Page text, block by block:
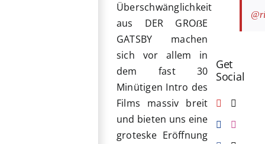
Überschwänglichkeit
aus DER GROẞE
GATSBY machen
sich vor allem in
dem fast 30
Minütigen Intro des
Films massiv breit
und bieten uns eine
groteske Eröffnung
Get
Social